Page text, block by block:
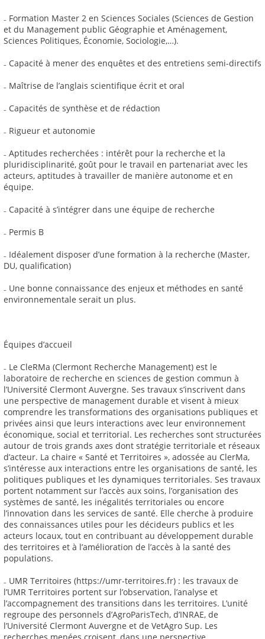
₋ Formation Master 2 en Sciences Sociales (Sciences de Gestion
et du Management public Géographie et Aménagement,
Sciences Politiques, Économie, Sociologie,…).
₋ Capacité à mener des enquêtes et des entretiens semi-directifs
₋ Maîtrise de l’anglais scientifique écrit et oral
₋ Capacités de synthèse et de rédaction
₋ Rigueur et autonomie
₋ Aptitudes recherchées : intérêt pour la recherche et la
pluridisciplinarité, goût pour le travail en partenariat avec les
acteurs, aptitudes à travailler de manière autonome et en
équipe.
₋ Capacité à s’intégrer dans une équipe de recherche
₋ Permis B
₋ Idéalement disposer d’une formation à la recherche (Master,
DU, qualification)
₋ Une bonne connaissance des enjeux et méthodes en santé
environnementale serait un plus.
Équipes d’accueil
₋ Le CleRMa (Clermont Recherche Management) est le
laboratoire de recherche en sciences de gestion commun à
l’Université Clermont Auvergne. Ses travaux s’inscrivent dans
une perspective de management durable et visent à mieux
comprendre les transformations des organisations publiques et
privées ainsi que leurs interactions avec leur environnement
économique, social et territorial. Les recherches sont structurées
autour de trois grands axes dont stratégie territoriale et réseaux
d’acteur. La chaire « Santé et Territoires », adossée au ClerMa,
s’intéresse aux interactions entre les organisations de santé, les
politiques publiques et les dynamiques territoriales. Ses travaux
portent notamment sur l’accès aux soins, l’organisation des
systèmes de santé, les inégalités territoriales ou encore
l’innovation dans les services de santé. Elle cherche à produire
des connaissances utiles pour les décideurs publics et les
acteurs locaux, tout en contribuant au développement durable
des territoires et à l’amélioration de l’accès à la santé des
populations.
₋ UMR Territoires (https://umr-territoires.fr) : les travaux de
l’UMR Territoires portent sur l’observation, l’analyse et
l’accompagnement des transitions dans les territoires. L’unité
regroupe des personnels d’AgroParisTech, d’INRAE, de
l’Université Clermont Auvergne et de VetAgro Sup. Les